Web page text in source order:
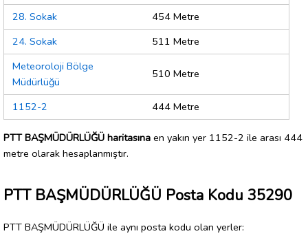
28. Sokak
454 Metre
24. Sokak
511 Metre
Meteoroloji Bölge
Müdürlüğü
510 Metre
1152-2 444 Metre
PTT BAŞMÜDÜRLÜĞÜ haritasına en yakın yer 1152-2 ile arası 444
metre olarak hesaplanmıştır.
PTT BAŞMÜDÜRLÜĞÜ Posta Kodu 35290
PTT BAŞMÜDÜRLÜĞÜ ile aynı posta kodu olan yerler: